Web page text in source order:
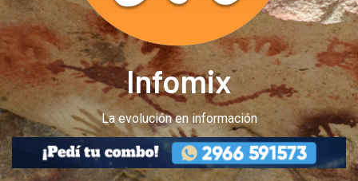
Infomix
La evolución en información